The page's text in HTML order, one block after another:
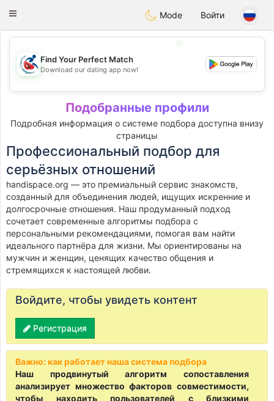
Handi Space
Toggle
Mode Войти
💖
💕
Find Your Perfect Match
Download our dating app now!
Подобранные профили
Подробная информация о системе подбора доступна внизу
страницы
Профессиональный подбор для
серьёзных отношений
handispace.org — это премиальный сервис знакомств,
созданный для объединения людей, ищущих искренние и
долгосрочные отношения. Наш продуманный подход
сочетает современные алгоритмы подбора с
персональными рекомендациями, помогая вам найти
идеального партнёра для жизни. Мы ориентированы на
мужчин и женщин, ценящих качество общения и
стремящихся к настоящей любви.
Войдите, чтобы увидеть контент
Регистрация
Важно: как работает наша система подбора
Наш продвинутый алгоритм сопоставления
анализирует множество факторов совместимости,
чтобы находить пользователей с близкими